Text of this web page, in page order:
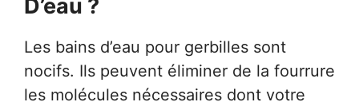
D’eau ?
Les bains d’eau pour gerbilles sont
nocifs. Ils peuvent éliminer de la fourrure
les molécules nécessaires dont votre